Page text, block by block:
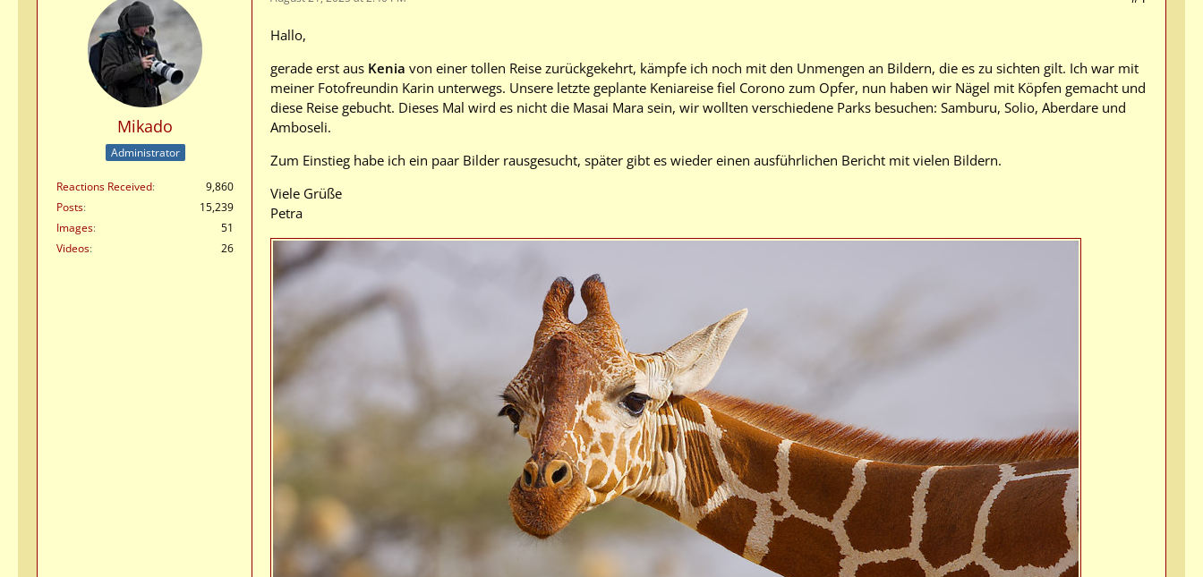
Mikado
Administrator
Reactions Received
9,860
Posts
15,239
Images
51
Videos
26
Hallo,
gerade erst aus Kenia von einer tollen Reise zurückgekehrt, kämpfe ich noch mit den Unmengen an Bildern, die es zu sichten gilt. Ich war mit
meiner Fotofreundin Karin unterwegs. Unsere letzte geplante Keniareise fiel Corono zum Opfer, nun haben wir Nägel mit Köpfen gemacht und
diese Reise gebucht. Dieses Mal wird es nicht die Masai Mara sein, wir wollten verschiedene Parks besuchen: Samburu, Solio, Aberdare und
Amboseli.
Zum Einstieg habe ich ein paar Bilder rausgesucht, später gibt es wieder einen ausführlichen Bericht mit vielen Bildern.
Viele Grüße
Petra